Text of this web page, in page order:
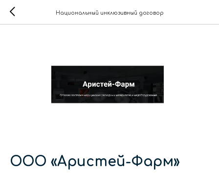
Национальный инклюзивный договор
ООО «Аристей-Фарм»